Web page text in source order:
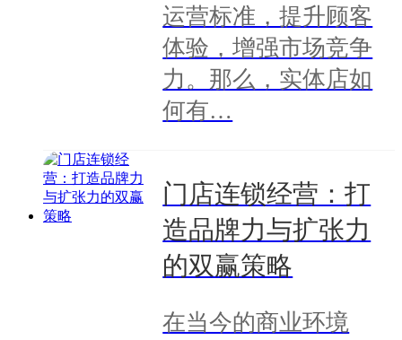
运营标准，提升顾客
体验，增强市场竞争
力。那么，实体店如
何有…
门店连锁经营：打
造品牌力与扩张力
的双赢策略
在当今的商业环境